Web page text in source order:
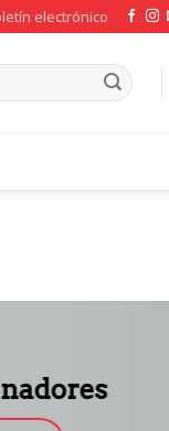
electrónico